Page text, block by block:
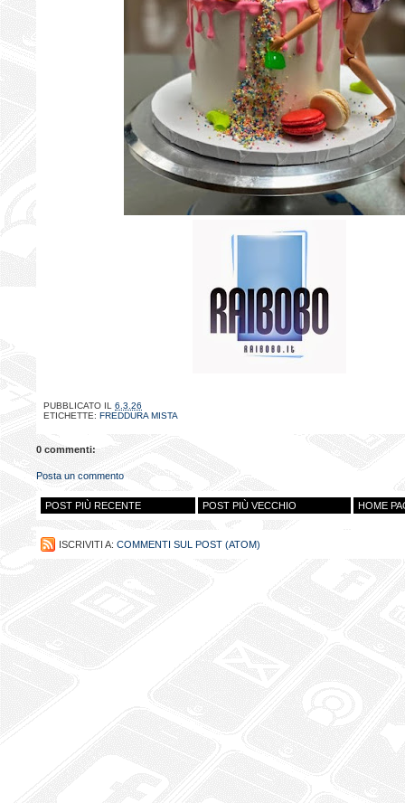
PUBBLICATO IL 6.3.26
ETICHETTE: FREDDURA MISTA
0 commenti:
Posta un commento
POST PIÙ RECENTE POST PIÙ VECCHIO HOME
ISCRIVITI A: COMMENTI SUL POST (ATOM)